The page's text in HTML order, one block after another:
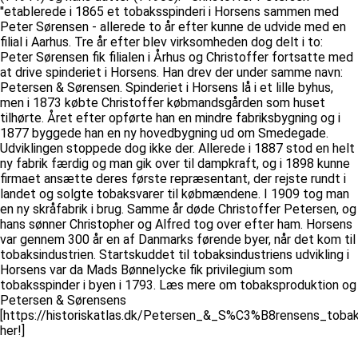
''etablerede i 1865 et tobaksspinderi i Horsens sammen med
Peter Sørensen - allerede to år efter kunne de udvide med en
filial i Aarhus. Tre år efter blev virksomheden dog delt i to:
Peter Sørensen fik filialen i Århus og Christoffer fortsatte med
at drive spinderiet i Horsens. Han drev der under samme navn:
Petersen & Sørensen. Spinderiet i Horsens lå i et lille byhus,
men i 1873 købte Christoffer købmandsgården som huset
tilhørte. Året efter opførte han en mindre fabriksbygning og i
1877 byggede han en ny hovedbygning ud om Smedegade.
Udviklingen stoppede dog ikke der. Allerede i 1887 stod en helt
ny fabrik færdig og man gik over til dampkraft, og i 1898 kunne
firmaet ansætte deres første repræsentant, der rejste rundt i
landet og solgte tobaksvarer til købmændene. I 1909 tog man
en ny skråfabrik i brug. Samme år døde Christoffer Petersen, og
hans sønner Christopher og Alfred tog over efter ham. Horsens
var gennem 300 år en af Danmarks førende byer, når det kom til
tobaksindustrien. Startskuddet til tobaksindustriens udvikling i
Horsens var da Mads Bønnelycke fik privilegium som
tobaksspinder i byen i 1793. Læs mere om tobaksproduktion og
Petersen & Sørensens
[https://historiskatlas.dk/
her!]